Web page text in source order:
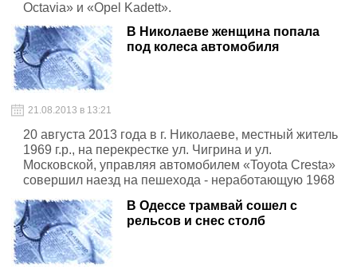
Octavia» и «Opel Kadett».
В Николаеве женщина попала
под колеса автомобиля
21.08.2013 в 13:21
20 августа 2013 года в г. Николаеве, местный житель
1969 г.р., на перекрестке ул. Чигрина и ул.
Московской, управляя автомобилем «Toyota Cresta»
совершил наезд на пешехода - неработающую 1968
В Одессе трамвай сошел с
рельсов и снес столб